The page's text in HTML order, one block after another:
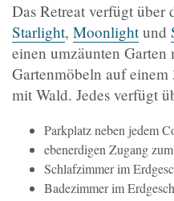
Das Retreat verfügt über
Starlight, Moonlightund
einen umzäunten
Gartenmöbeln auf
mit Wald. Jedes verfügt
Parkplatz neben jedem
ebenerdigen Zugang
Schlafzimmer im
Badezimmer im